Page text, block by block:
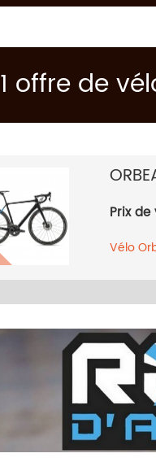
1 offre de
Prix
Vélo